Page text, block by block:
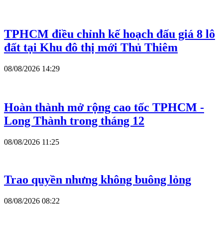
TPHCM điều chỉnh kế hoạch đấu giá 8 lô
đất tại Khu đô thị mới Thủ Thiêm
08/08/2026 14:29
Hoàn thành mở rộng cao tốc TPHCM -
Long Thành trong tháng 12
08/08/2026 11:25
Trao quyền nhưng không buông lỏng
08/08/2026 08:22